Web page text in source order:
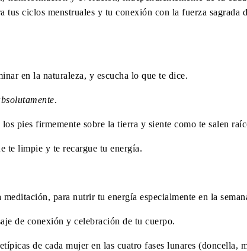
ciclos menstruales y tu conexión con la fuerza sagrada
en la naturaleza, y escucha lo que te dice.
.
pies firmemente sobre la tierra y siente como te salen
te limpie y te recargue tu energía.
para nutrir tu energía especialmente en la
de conexión y celebración de tu cuerpo.
de cada mujer en las cuatro fases lunares (doncella,